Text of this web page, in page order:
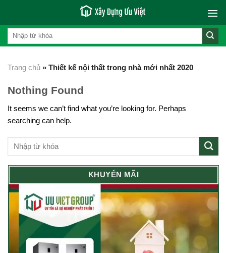
content
Trang chủ » Thiết kế nội thất trong nhà mới nhất 2020
Nothing Found
It seems we can’t find what you’re looking for. Perhaps
searching can help.
KHUYẾN MÃI